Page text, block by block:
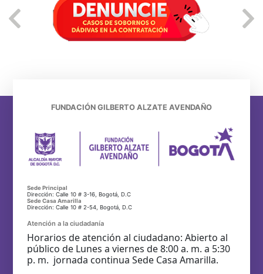
FUNDACIÓN GILBERTO ALZATE AVENDAÑO
Sede Principal
Dirección: Calle 10 # 3-16, Bogotá, D.C
Sede Casa Amarilla
Dirección: Calle 10 # 2-54, Bogotá, D.C
Atención a la ciudadanía
Horarios de atención al ciudadano: Abierto al
público de Lunes a viernes de 8:00 a. m. a 5:30
p. m. jornada continua Sede Casa Amarilla.